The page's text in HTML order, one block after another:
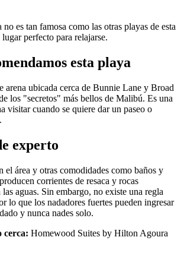
es tan famosa como las otras playas de esta
perfecto para relajarse.
esta playa
arena ubicada cerca de Bunnie Lane y Broad
los "secretos" más bellos de Malibú. Es una
visitar cuando se quiere dar un paseo o
experto
el área y otras comodidades como baños y
corrientes de resaca y rocas
aguas. Sin embargo, no existe una regla
lo que los nadadores fuertes pueden ingresar
y nunca nades solo.
cerca: Homewood Suites by Hilton Agoura